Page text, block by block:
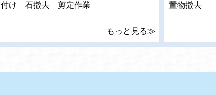
付け 石撤去 剪定作業
もっと見る≫
置物撤去